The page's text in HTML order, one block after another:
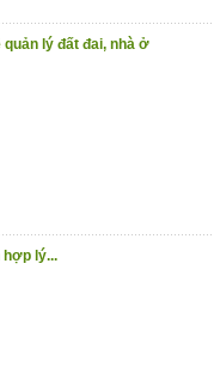
lý đất đai, nhà ở
hợp lý...